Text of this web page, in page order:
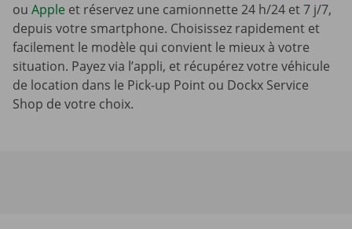
ou Apple et réservez une camionnette 24 h/24 et 7 j/7,
depuis votre smartphone. Choisissez rapidement et
facilement le modèle qui convient le mieux à votre
situation. Payez via l’appli, et récupérez votre véhicule
de location dans le Pick-up Point ou Dockx Service
Shop de votre choix.